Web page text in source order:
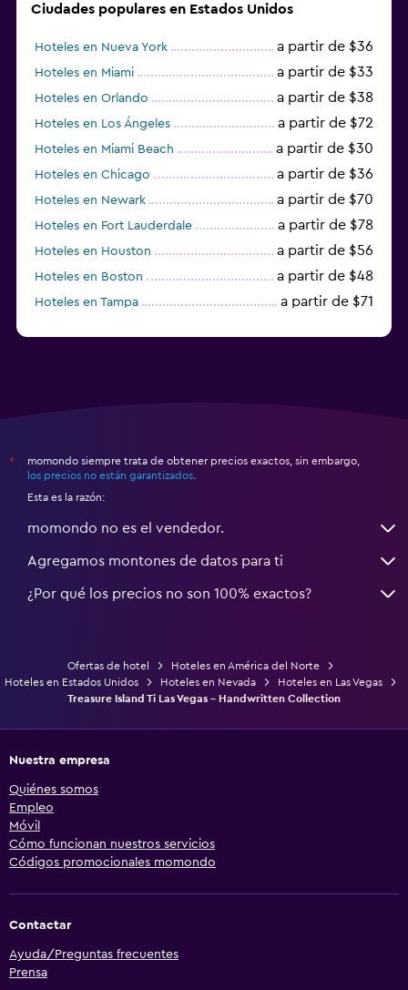
Ciudades populares en Estados Unidos
Hoteles en Nueva York a partir de $36
Hoteles en Miami a partir de $33
Hoteles en Orlando a partir de $38
Hoteles en Los Ángeles a partir de $72
Hoteles en Miami Beach a partir de $30
Hoteles en Chicago a partir de $36
Hoteles en Newark a partir de $70
Hoteles en Fort Lauderdale a partir de $78
Hoteles en Houston a partir de $56
Hoteles en Boston a partir de $48
Hoteles en Tampa a partir de $71
*
momondo siempre trata de obtener precios exactos, sin embargo,
los precios no están garantizados
Esta es la razón:
momondo no es el vendedor.
Agregamos montones de datos para ti
¿Por qué los precios no son 100% exactos?
Ofertas de hotel
Hoteles en América del Norte
Hoteles en Estados Unidos
Hoteles en Nevada
Hoteles en Las Vegas
Treasure Island Ti Las Vegas - Handwritten Collection
Nuestra empresa
Quiénes somos
Empleo
Móvil
Cómo funcionan nuestros servicios
Códigos promocionales momondo
Contactar
Ayuda/Preguntas frecuentes
Prensa